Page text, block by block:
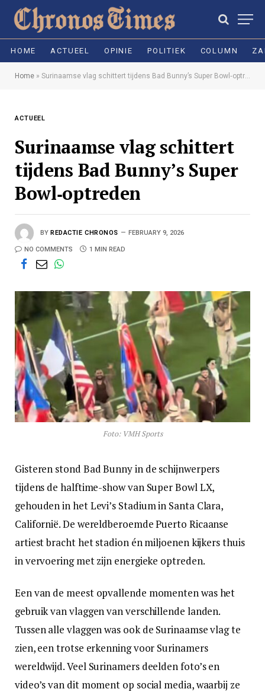
HOME ACTUEEL OPINIE POLITIEK COLUMN
Home » Surinaamse vlag schittert tijdens Bad Bunny’s Super Bowl‑optreden
ACTUEEL
Surinaamse vlag schittert
tijdens Bad Bunny’s Super
Bowl‑optreden
BY REDACTIE CHRONOS FEBRUARY 9, 2026
NO COMMENTS 1 MIN READ
Foto: VMH Sports
Gisteren stond Bad Bunny in de schijnwerpers
tijdens de halftime-show van Super Bowl LX,
gehouden in het Levi’s Stadium in Santa Clara,
Californië. De wereldberoemde Puerto Ricaanse
artiest bracht het stadion én miljoenen kijkers thuis
in vervoering met zijn energieke optreden.
Een van de meest opvallende momenten was het
gebruik van vlaggen van verschillende landen.
Tussen alle vlaggen was ook de Surinaamse vlag te
zien, een trotse erkenning voor Surinamers
wereldwijd. Veel Surinamers deelden foto’s en
video’s van dit moment op social media, waarbij ze